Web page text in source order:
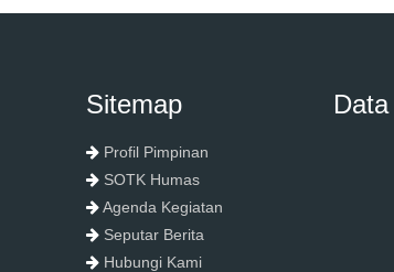
Sitemap
Profil Pimpinan
SOTK Humas
Agenda Kegiatan
Seputar Berita
Hubungi Kami